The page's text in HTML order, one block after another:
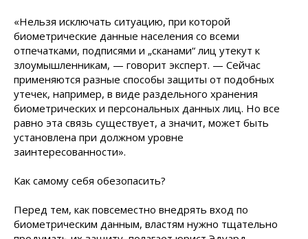
«Нельзя исключать ситуацию, при которой
биометрические данные населения со всеми
отпечатками, подписями и „сканами“ лиц утекут к
злоумышленникам, — говорит эксперт. — Сейчас
применяются разные способы защиты от подобных
утечек, например, в виде раздельного хранения
биометрических и персональных данных лиц. Но все
равно эта связь существует, а значит, может быть
установлена при должном уровне
заинтересованности».
Как самому себя обезопасить?
Перед тем, как повсеместно внедрять вход по
биометрическим данным, властям нужно тщательно